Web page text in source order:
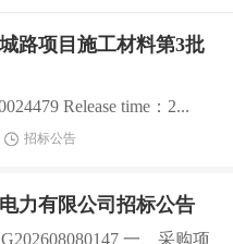
路项目施工材料第3批
Release time：2...
招标公告
力有限公司招标公告
一、采购项